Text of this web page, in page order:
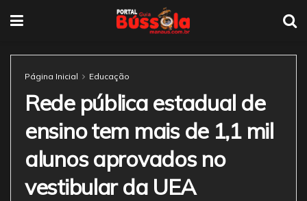
Página Inicial Educação
Rede pública estadual de
ensino tem mais de 1,1 mil
alunos aprovados no
vestibular da UEA